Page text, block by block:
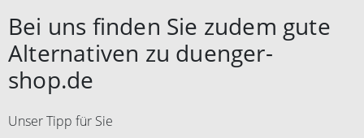
Bei uns finden Sie zudem gute
Alternativen zu duenger-
shop.de
Unser Tipp für Sie